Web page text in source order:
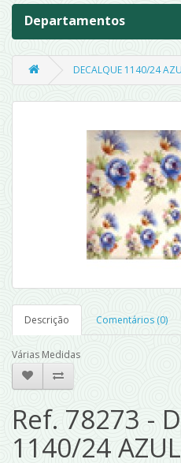
Departamentos
DECALQUE 1140/24
Descrição Comentários (0)
Várias Medidas
Ref. 78273 -
1140/24 AZUL